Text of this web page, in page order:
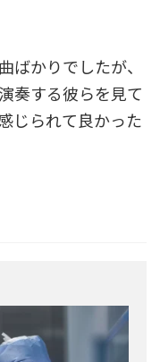
ばかりでしたが、
奏する彼らを見て
じられて良かった